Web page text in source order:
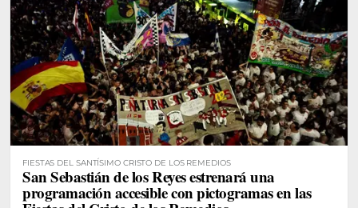
FIESTAS DEL SANTÍSIMO CRISTO DE LOS REMEDIOS
San Sebastián de los Reyes estrenará una
programación accesible con pictogramas en las